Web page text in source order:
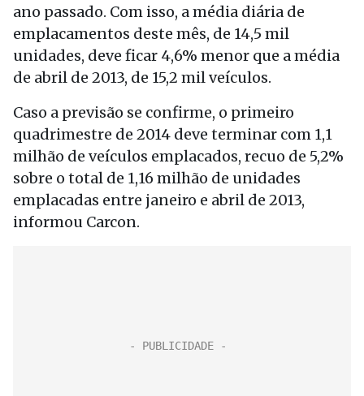
ano passado. Com isso, a média diária de
emplacamentos deste mês, de 14,5 mil
unidades, deve ficar 4,6% menor que a média
de abril de 2013, de 15,2 mil veículos.
Caso a previsão se confirme, o primeiro
quadrimestre de 2014 deve terminar com 1,1
milhão de veículos emplacados, recuo de 5,2%
sobre o total de 1,16 milhão de unidades
emplacadas entre janeiro e abril de 2013,
informou Carcon.